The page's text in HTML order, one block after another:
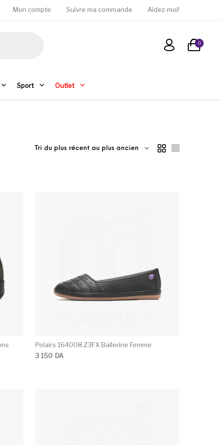
Mon compte Suivre ma commande Aidez-moi!
0
Sport Outlet
Tri du plus récent au plus ancien
Polairs 164008.Z3FX Ballerine Femme
3 150 DA